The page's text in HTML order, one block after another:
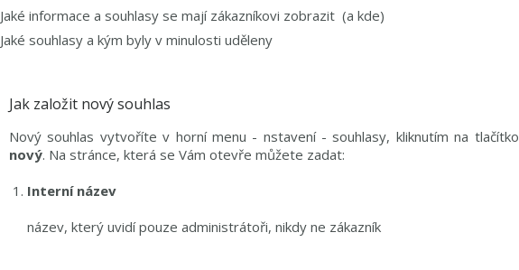
Jaké informace a souhlasy se mají zákazníkovi zobrazit (a kde)
Jaké souhlasy a kým byly v minulosti uděleny
Jak založit nový souhlas
Nový souhlas vytvoříte v horní menu - nstavení - souhlasy, kliknutím na tlačítko
nový. Na stránce, která se Vám otevře můžete zadat:
Interní název
název, který uvidí pouze administrátoři, nikdy ne zákazník